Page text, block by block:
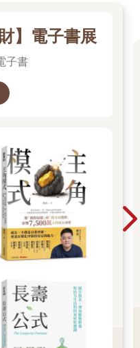
】電子書展
子書